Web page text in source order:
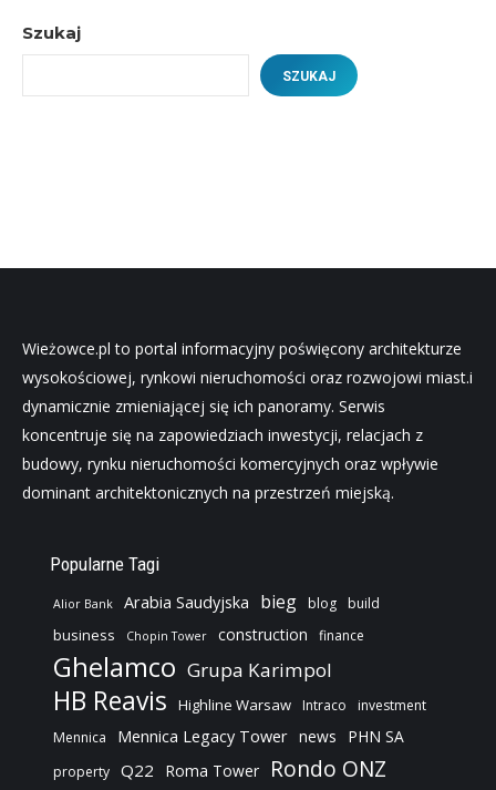
Szukaj
SZUKAJ
Wieżowce.pl to portal informacyjny poświęcony architekturze
wysokościowej, rynkowi nieruchomości oraz rozwojowi miast.i
dynamicznie zmieniającej się ich panoramy. Serwis
koncentruje się na zapowiedziach inwestycji, relacjach z
budowy, rynku nieruchomości komercyjnych oraz wpływie
dominant architektonicznych na przestrzeń miejską.
Popularne Tagi
Alior Bank Arabia Saudyjska bieg blog build
business Chopin Tower construction finance
Ghelamco Grupa Karimpol
HB Reavis Highline Warsaw Intraco
investment
Mennica
Mennica Legacy Tower news PHN SA
property Q22 Roma Tower Rondo ONZ